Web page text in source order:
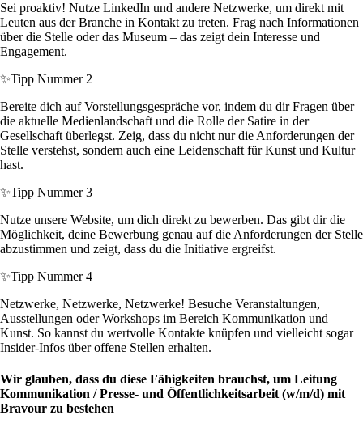
Sei proaktiv! Nutze LinkedIn und andere Netzwerke, um direkt mit
Leuten aus der Branche in Kontakt zu treten. Frag nach Informationen
über die Stelle oder das Museum – das zeigt dein Interesse und
Engagement.
✨Tipp Nummer 2
Bereite dich auf Vorstellungsgespräche vor, indem du dir Fragen über
die aktuelle Medienlandschaft und die Rolle der Satire in der
Gesellschaft überlegst. Zeig, dass du nicht nur die Anforderungen der
Stelle verstehst, sondern auch eine Leidenschaft für Kunst und Kultur
hast.
✨Tipp Nummer 3
Nutze unsere Website, um dich direkt zu bewerben. Das gibt dir die
Möglichkeit, deine Bewerbung genau auf die Anforderungen der Stelle
abzustimmen und zeigt, dass du die Initiative ergreifst.
✨Tipp Nummer 4
Netzwerke, Netzwerke, Netzwerke! Besuche Veranstaltungen,
Ausstellungen oder Workshops im Bereich Kommunikation und
Kunst. So kannst du wertvolle Kontakte knüpfen und vielleicht sogar
Insider-Infos über offene Stellen erhalten.
Wir glauben, dass du diese Fähigkeiten brauchst, um Leitung
Kommunikation / Presse- und Öffentlichkeitsarbeit (w/m/d) mit
Bravour zu bestehen